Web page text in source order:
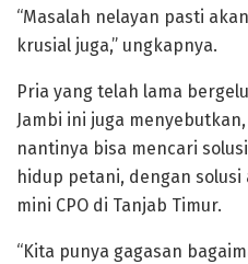
“Masalah nelayan pasti
krusial juga,” ungkapnya.
Pria yang telah lama
Jambi ini juga
nantinya bisa mencari
hidup petani, dengan
mini CPO di Tanjab Timur.
“Kita punya gagasan